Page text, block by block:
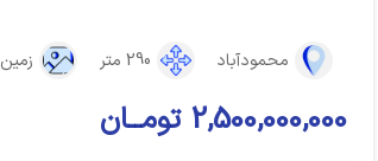
محمودآباد 290 متر زمین
2,500,000,000 تومــان